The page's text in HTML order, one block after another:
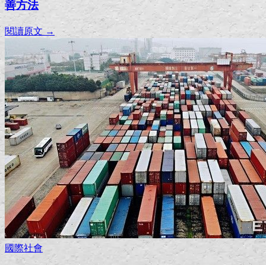
善方法
閱讀原文 →
國際社會